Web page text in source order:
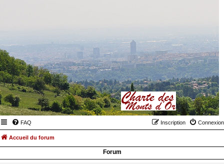
FAQ Connexion
Inscription
Accueil du forum
Forum